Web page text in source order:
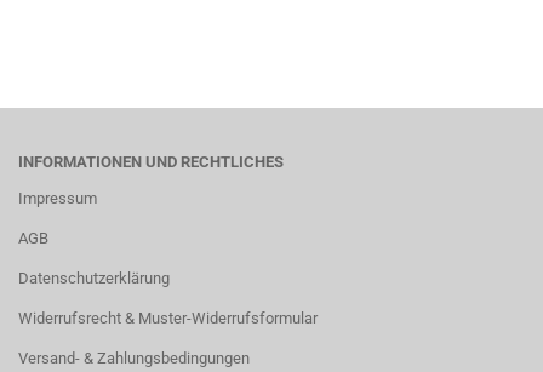
INFORMATIONEN UND RECHTLICHES
Impressum
AGB
Datenschutzerklärung
Widerrufsrecht & Muster-Widerrufsformular
Versand- & Zahlungsbedingungen